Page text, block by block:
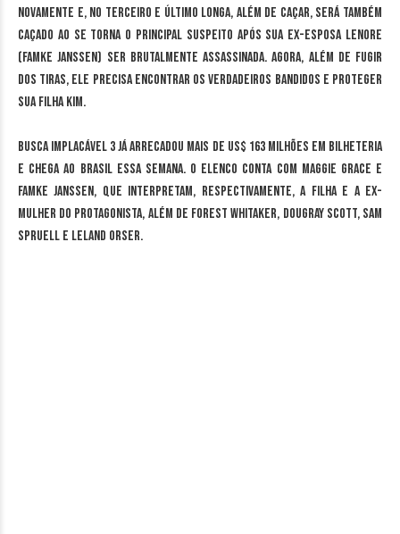
novamente e, no terceiro e último longa, além de caçar, será também
caçado ao se torna o principal suspeito após sua ex-esposa Lenore
(Famke Janssen) ser brutalmente assassinada. Agora, além de fugir
dos tiras, ele precisa encontrar os verdadeiros bandidos e proteger
sua filha Kim.
Busca Implacável 3 já arrecadou mais de US$ 163 milhões em bilheteria
e chega ao Brasil essa semana. O elenco conta com Maggie Grace e
Famke Janssen, que interpretam, respectivamente, a filha e a ex-
mulher do protagonista, além de Forest Whitaker, Dougray Scott, Sam
Spruell e Leland Orser.